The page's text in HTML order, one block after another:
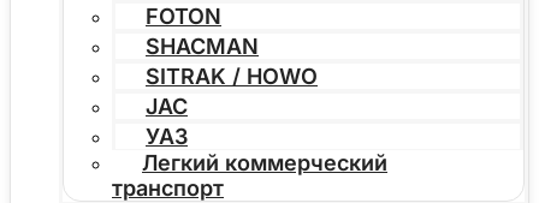
FOTON
SHACMAN
SITRAK / HOWO
JAC
УАЗ
Легкий коммерческий
транспорт